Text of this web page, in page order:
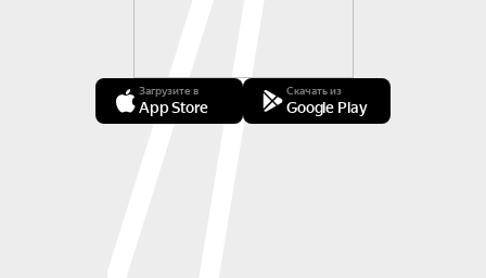
Загрузите в
App Store
Скачать из
Google Play